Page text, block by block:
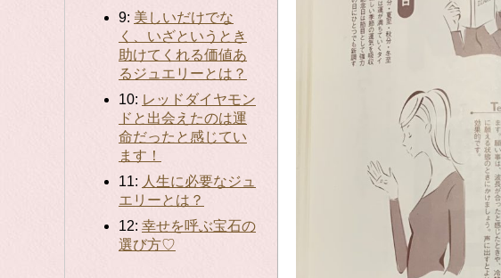
9: 美しいだけでな
く、いざというとき
助けてくれる価値あ
るジュエリーとは？
10: レッドダイヤモン
ドと出会えたのは運
命だったと感じてい
ます！
11: 人生に必要なジュ
エリーとは？
12: 幸せを呼ぶ宝石の
選び方♡